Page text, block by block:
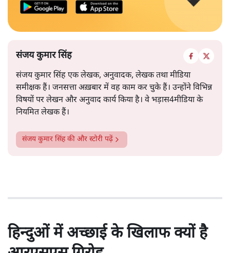
संजय कुमार सिंह
संजय कुमार सिंह एक लेखक, अनुवादक, लेखक तथा मीडिया
समीक्षक हैं। जनसत्ता अख़बार में वह काम कर चुके हैं। उन्होंने विभिन्न
विषयों पर लेखन और अनुवाद कार्य किया है। वे भड़ास4मीडिया के
नियमित लेखक हैं।
संजय कुमार सिंहकी और स्टोरी पढ़ें
हिन्दुओं में अच्छाई के खिलाफ क्यों है